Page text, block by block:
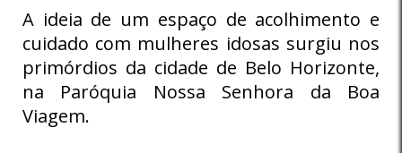
A ideia de um espaço de acolhimento e
cuidado com mulheres idosas surgiu nos
primórdios da cidade de Belo Horizonte,
na Paróquia Nossa Senhora da Boa
Viagem.